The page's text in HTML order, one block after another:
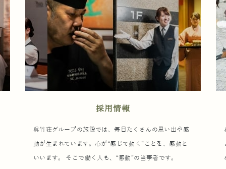
採用情報
呉竹荘グループの施設では、毎日たくさんの思い出や感
動が生まれています。心が“感じて動く”ことを、感動と
いいます。 そこで働く人も、“感動”の当事者です。